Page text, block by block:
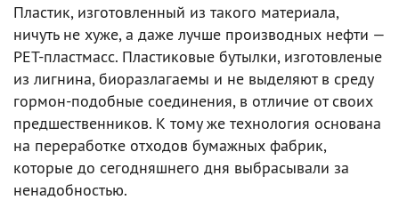
Пластик, изготовленный из такого материала,
ничуть не хуже, а даже лучше производных нефти —
PET-пластмасс. Пластиковые бутылки, изготовленые
из лигнина, биоразлагаемы и не выделяют в среду
гормон-подобные соединения, в отличие от своих
предшественников. К тому же технология основана
на переработке отходов бумажных фабрик,
которые до сегодняшнего дня выбрасывали за
ненадобностью.